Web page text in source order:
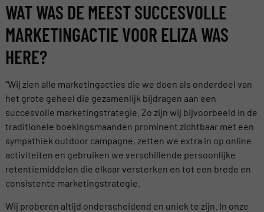
WAT WAS DE MEEST SUCCESVOLLE
MARKETINGACTIE VOOR ELIZA WAS
HERE?
“Wij zien alle marketingacties die we doen als onderdeel van
het grote geheel die gezamenlijk bijdragen aan een
succesvolle marketingstrategie. Zo zijn wij bijvoorbeeld in de
traditionele boekingsmaanden prominent zichtbaar met een
sympathiek outdoor campagne, zetten we extra in op online
activiteiten en gebruiken we verschillende persoonlijke
retentiemiddelen die elkaar versterken en tot een brede en
consistente marketingstrategie.
Wij proberen altijd onderscheidend en uniek te zijn. In onze